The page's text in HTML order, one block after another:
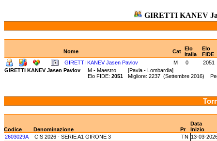
GIRETTI KANEV
Nome Cat Elo
Italia
Elo
FIDE
GIRETTI KANEV Jasen Pavlov
M 0
2051
GIRETTI KANEV Jasen Pavlov
M - Maestro [Pavia - Lombardia]
Elo FIDE: 2051 Migliore: 2237 (Settembre 2016)
Data
Codice
Denominazione Pr
Inizio
2603029A
CIS 2026 - SERIE A1 GIRONE 3 TN 13-03-